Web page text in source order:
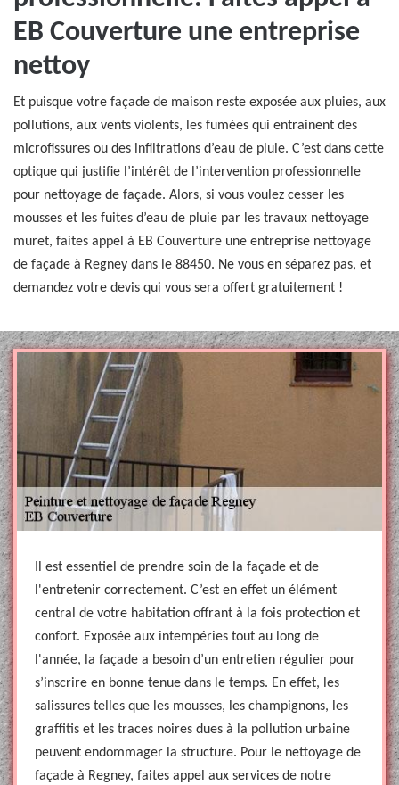
EB Couverture une entreprise
nettoy
Et puisque votre façade de maison reste exposée aux pluies, aux
pollutions, aux vents violents, les fumées qui entrainent des
microfissures ou des infiltrations d’eau de pluie. C’est dans cette
optique qui justifie l’intérêt de l’intervention professionnelle
pour nettoyage de façade. Alors, si vous voulez cesser les
mousses et les fuites d’eau de pluie par les travaux nettoyage
muret, faites appel à EB Couverture une entreprise nettoyage
de façade à Regney dans le 88450. Ne vous en séparez pas, et
demandez votre devis qui vous sera offert gratuitement !
Il est essentiel de prendre soin de la façade et de
l'entretenir correctement. C’est en effet un élément
central de votre habitation offrant à la fois protection et
confort. Exposée aux intempéries tout au long de
l'année, la façade a besoin d’un entretien régulier pour
s’inscrire en bonne tenue dans le temps. En effet, les
salissures telles que les mousses, les champignons, les
graffitis et les traces noires dues à la pollution urbaine
peuvent endommager la structure. Pour le nettoyage de
façade à Regney, faites appel aux services de notre